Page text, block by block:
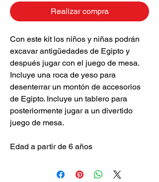
Realizar compra
Con este kit los niños y niñas podrán
excavar antigüedades de Egipto y
después jugar con el juego de mesa.
Incluye una roca de yeso para
desenterrar un montón de accesorios
de Egipto. Incluye un tablero para
posteriormente jugar a un divertido
juego de mesa.
Edad a partir de 6 años